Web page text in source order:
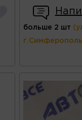
больше 2 шт